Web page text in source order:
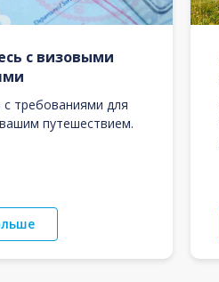
с визовыми
требованиями для
путешествием.